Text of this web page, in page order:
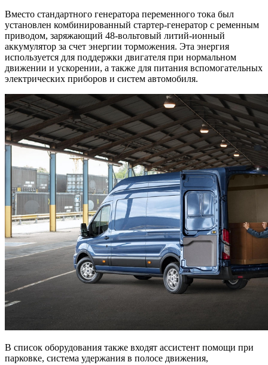
Вместо стандартного генератора переменного тока был
установлен комбинированный стартер-генератор с ременным
приводом, заряжающий 48-вольтовый литий-ионный
аккумулятор за счет энергии торможения. Эта энергия
используется для поддержки двигателя при нормальном
движении и ускорении, а также для питания вспомогательных
электрических приборов и систем автомобиля.
В список оборудования также входят ассистент помощи при
парковке, система удержания в полосе движения,